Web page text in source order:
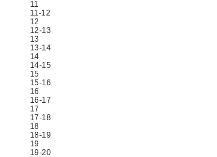
11
11-12
12
12-13
13
13-14
14
14-15
15
15-16
16
16-17
17
17-18
18
18-19
19
19-20